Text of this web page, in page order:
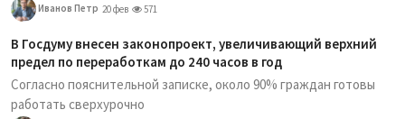
Иванов Петр 20 фев 571
В Госдуму внесен законопроект, увеличивающий верхний
предел по переработкам до 240 часов в год
Согласно пояснительной записке, около 90% граждан готовы
работать сверхурочно